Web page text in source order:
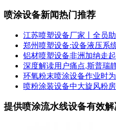
喷涂设备新闻热门推荐
江苏喷塑设备厂家丨全员
郑州喷塑设备:设备液压系
铝材喷塑设备非洲加纳走起
深度解读用户痛点,斯普瑞
环氧粉末喷涂设备作业时
喷粉涂装设备中大旋风粉
提供喷涂流水线设备有效